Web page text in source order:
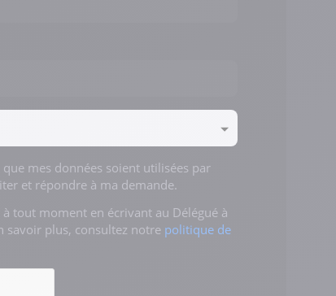
que mes données soient utilisées par
et répondre à ma demande.
tout moment en écrivant au Délégué à
savoir plus, consultez notre politique de